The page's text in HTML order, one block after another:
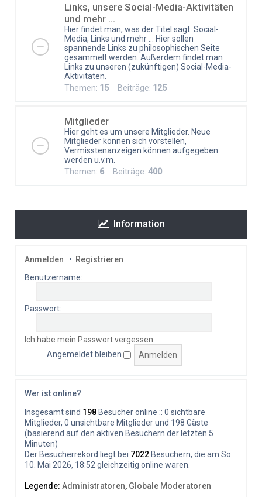
Links, unsere Social-Media-Aktivitäten
und mehr ...
Hier findet man, was der Titel sagt: Social-
Media, Links und mehr ... Hier sollen
spannende Links zu philosophischen Seite
gesammelt werden. Außerdem findet man
Links zu unseren (zukünftigen) Social-Media-
Aktivitäten.
Themen: 15 Beiträge: 125
Mitglieder
Hier geht es um unsere Mitglieder. Neue
Mitglieder können sich vorstellen,
Vermisstenanzeigen können aufgegeben
werden u.v.m.
Themen: 6 Beiträge: 400
Information
Anmelden • Registrieren
Benutzername:
Passwort:
Ich habe mein Passwort vergessen
Angemeldet bleiben
Wer ist online?
Insgesamt sind 198Besucher online :: 0 sichtbare
Mitglieder, 0 unsichtbare Mitglieder und 198 Gäste
(basierend auf den aktiven Besuchern der letzten 5
Minuten)
Der Besucherrekord liegt bei 7022Besuchern, die am So
10. Mai 2026, 18:52 gleichzeitig online waren.
Legende: Administratoren, Globale Moderatoren